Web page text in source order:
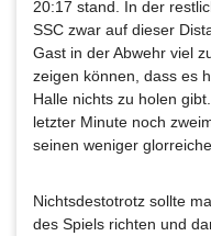
20:17 stand. In der
SSC zwar auf dieser
Gast in der Abwehr viel
zeigen können, dass es
Halle nichts zu holen
letzter Minute noch
seinen weniger
Nichtsdestotrotz sollte
des Spiels richten und